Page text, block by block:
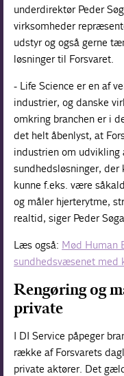
underdirektør Peder
virksomheder
udstyr og også gerne
løsninger til Forsvaret.
- Life Science er en af
industrier, og danske
omkring branchen er i
det helt åbenlyst, at
industrien om udvikling
sundhedsløsninger,
kunne f.eks. være
og måler hjerterytme,
realtid, siger Peder
Læs også: Mød Human
sundhedsvæsenet med
Rengøring og
private
I DI Service påpeger
række af Forsvarets
private aktører. Det